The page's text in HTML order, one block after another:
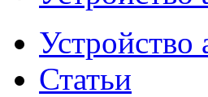
Устройство
Статьи